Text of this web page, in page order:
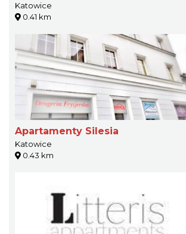
Katowice
0.41 km
Apartamenty Silesia
Katowice
0.43 km